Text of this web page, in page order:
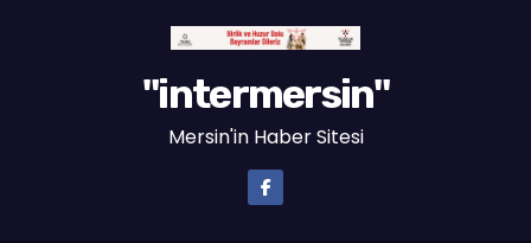
"intermersin"
Mersin'in Haber Sitesi